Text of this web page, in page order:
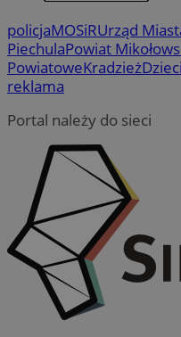
policjaMOSiRUrząd
PiechulaPowiat
PowiatoweKradzieżDzieci
reklama
Portal należy do sieci